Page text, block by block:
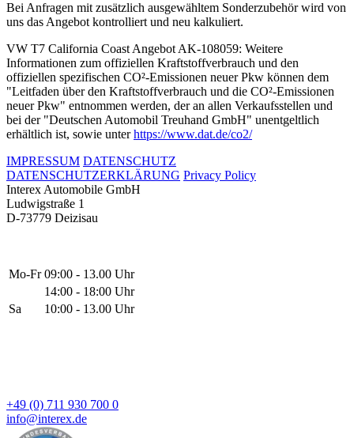
Bei Anfragen mit zusätzlich ausgewähltem Sonderzubehör wird von
uns das Angebot kontrolliert und neu kalkuliert.
VW T7 California Coast Angebot AK-108059: Weitere
Informationen zum offiziellen Kraftstoffverbrauch und den
offiziellen spezifischen CO²-Emissionen neuer Pkw können dem
"Leitfaden über den Kraftstoffverbrauch und die CO²-Emissionen
neuer Pkw" entnommen werden, der an allen Verkaufsstellen und
bei der "Deutschen Automobil Treuhand GmbH" unentgeltlich
erhältlich ist, sowie unterhttps://www.dat.de/co2/
IMPRESSUM DATENSCHUTZ
DATENSCHUTZERKLÄRUNG Privacy Policy
Interex Automobile GmbH
Ludwigstraße 1
D-73779 Deizisau
Mo-Fr 09:00 - 13.00 Uhr
14:00 - 18:00 Uhr
Sa
10:00 - 13.00 Uhr
+49 (0) 711 930 700 0
info@interex.de